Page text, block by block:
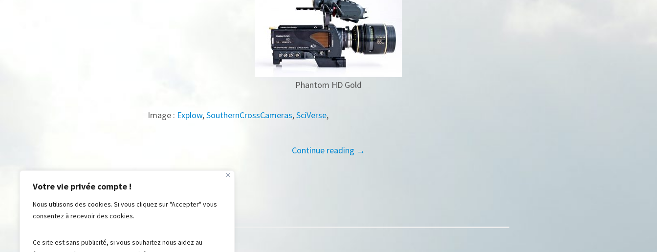
Votre vie privée compte !
Nous utilisons des cookies. Si vous cliquez sur "Accepter" vous
consentez à recevoir des cookies.
Ce site est sans publicité, si vous souhaitez nous aidez au
Phantom HD Gold
Image : Explow,SouthernCrossCameras,SciVerse,
Continue reading →